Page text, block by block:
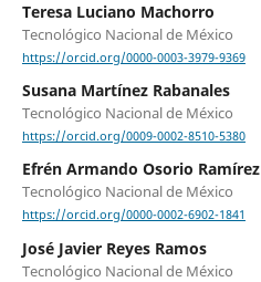
Teresa Luciano Machorro
Tecnológico Nacional de México
https://orcid.org/0000-0003-3979-9369
Susana Martínez Rabanales
Tecnológico Nacional de México
https://orcid.org/0009-0002-8510-5380
Efrén Armando Osorio Ramírez
Tecnológico Nacional de México
https://orcid.org/0000-0002-6902-1841
José Javier Reyes Ramos
Tecnológico Nacional de México